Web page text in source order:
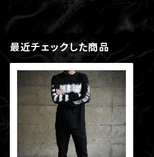
最近チェックした商品